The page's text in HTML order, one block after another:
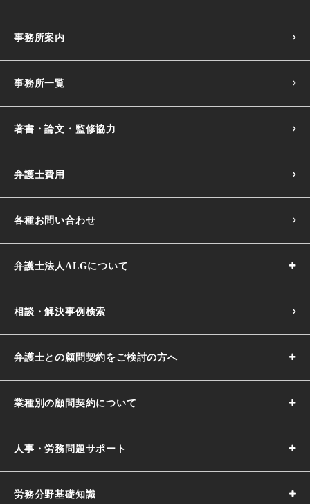
【働き方改革】不合理な待遇差の禁止の改正要点
事務所案内
事務所一覧
著書・論文・監修協力
弁護士費用
各種お問い合わせ
弁護士法人ALGについて
相談・解決事例検索
弁護士との顧問契約をご検討の方へ
業種別の顧問契約について
人事・労務問題サポート
労務分野基礎知識